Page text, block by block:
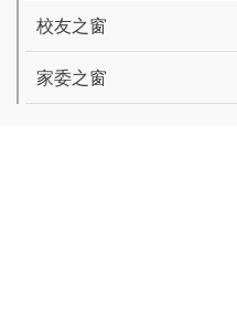
校友之窗
家委之窗